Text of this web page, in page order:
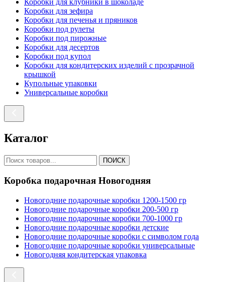
Коробки для зефира
Коробки для печенья и пряников
Коробки под рулеты
Коробки под пирожные
Коробки для десертов
Коробки под купол
Коробки для кондитерских изделий с прозрачной
крышкой
Купольные упаковки
Универсальные коробки
Каталог
ПОИСК
Коробка подарочная Новогодняя
Новогодние подарочные коробки 1200-1500 гр
Новогодние подарочные коробки 200-500 гр
Новогодние подарочные коробки 700-1000 гр
Новогодние подарочные коробки детские
Новогодние подарочные коробки с символом года
Новогодние подарочные коробки универсальные
Новогодняя кондитерская упаковка